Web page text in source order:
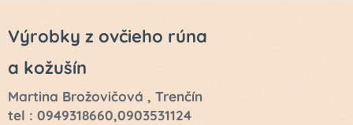
Výrobky z ovčieho rúna
a kožušín
Martina Brožovičová , Trenčín
tel : 0949318660,0903531124